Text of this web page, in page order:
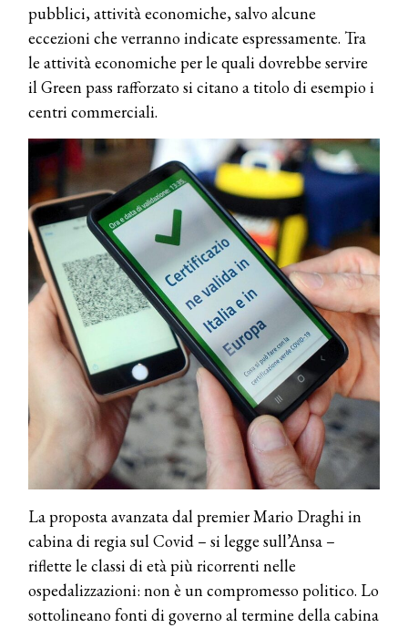
pubblici, attività economiche, salvo alcune
eccezioni che verranno indicate espressamente. Tra
le attività economiche per le quali dovrebbe servire
il Green pass rafforzato si citano a titolo di esempio i
centri commerciali.
La proposta avanzata dal premier Mario Draghi in
cabina di regia sul Covid – si legge sull’Ansa –
riflette le classi di età più ricorrenti nelle
ospedalizzazioni: non è un compromesso politico. Lo
sottolineano fonti di governo al termine della cabina